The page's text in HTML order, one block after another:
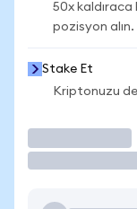
50x
pozisyon alın.
Stake Et
Kriptonuzu